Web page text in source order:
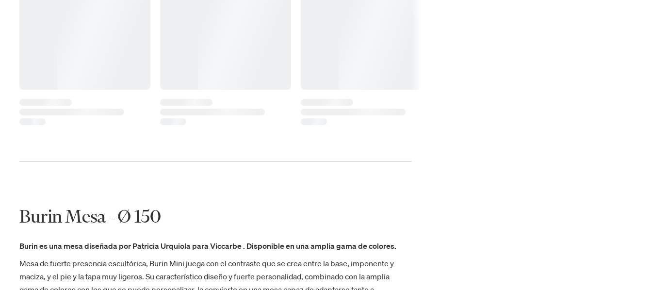
Burin Mesa - Ø 150
Burin es una mesa diseñada por Patricia Urquiola para Viccarbe . Disponible en una amplia gama de colores.
Mesa de fuerte presencia escultórica, Burin Mini juega con el contraste que se crea entre la base, imponente y
maciza, y el pie y la tapa muy ligeros. Su característico diseño y fuerte personalidad, combinado con la amplia